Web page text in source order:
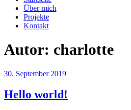
Über mich
Projekte
Kontakt
Autor: charlotte
Veröffentlicht
30. September 2019
Hello world!